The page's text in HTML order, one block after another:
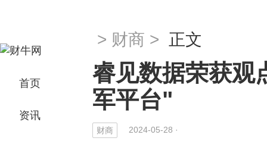
首页
资讯
> 财商 > 正文
睿见数据荣获观
军平台"
财商 2024-05-28 ·